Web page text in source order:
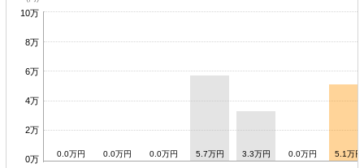
10万
8万
6万
4万
2万
0万
0.0万円 0.0万円 0.0万円 5.7万円 3.3万円 0.0万円 5.1万円